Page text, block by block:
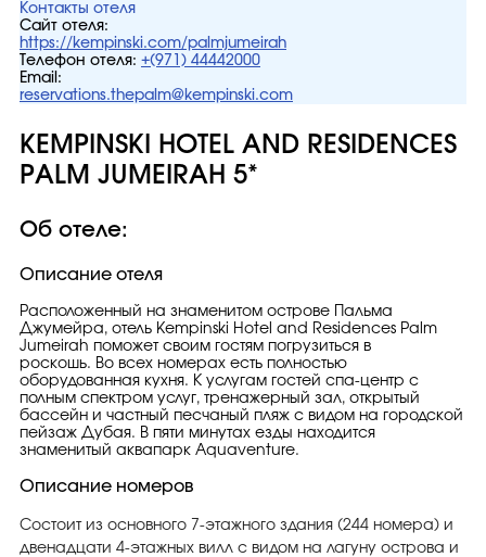
Контакты отеля
Сайт отеля:
https://kempinski.com/palmjumeirah
Телефон отеля: +(971) 44442000
Email:
reservations.thepalm@kempinski.com
KEMPINSKI HOTEL AND RESIDENCES
PALM JUMEIRAH 5*
Об отеле:
Описание отеля
Расположенный на знаменитом острове Пальма
Джумейра, отель Kempinski Hotel and Residences Palm
Jumeirah поможет своим гостям погрузиться в
роскошь. Во всех номерах есть полностью
оборудованная кухня. К услугам гостей спа-центр с
полным спектром услуг, тренажерный зал, открытый
бассейн и частный песчаный пляж с видом на городской
пейзаж Дубая. В пяти минутах езды находится
знаменитый аквапарк Aquaventure.
Описание номеров
Состоит из основного 7-этажного здания (244 номера) и
двенадцати 4-этажных вилл с видом на лагуну острова и